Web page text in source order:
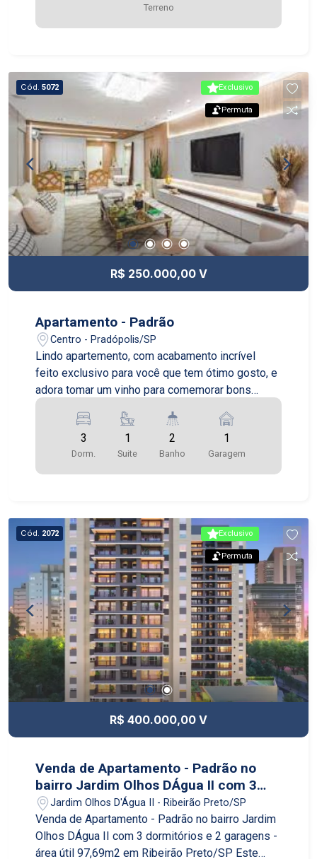
Terreno
Exclusivo
Permuta
Cód. 5072
R$ 250.000,00 V
Apartamento - Padrão
Centro - Pradópolis/SP
Lindo apartemento, com acabamento incrível
feito exclusivo para você que tem ótimo gosto, e
adora tomar um vinho para comemorar bons
momentos
3
Dorm.
1
Suite
2
Banho
1
Garagem
Exclusivo
Permuta
Cód. 2072
R$ 400.000,00 V
Venda de Apartamento - Padrão no
bairro Jardim Olhos DÁgua II com 3
dormitórios e 2 garagens - área útil
97,69m2 em Ribeirão Preto/SP
Jardim Olhos D'Água II - Ribeirão Preto/SP
Venda de Apartamento - Padrão no bairro Jardim
Olhos DÁgua II com 3 dormitórios e 2 garagens -
área útil 97,69m2 em Ribeirão Preto/SP Este